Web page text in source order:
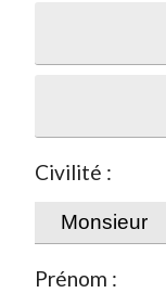
Civilité :
Prénom :